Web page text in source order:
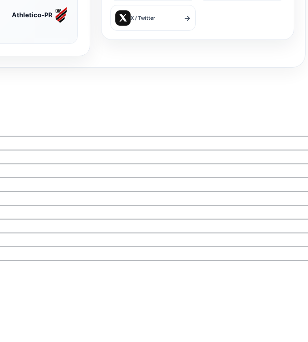
Athletico-PR X / Twitter →
27/07/2026 - 13:12
Baldasso monta “novo” time e aponta única saída
do Inter contra Flamengo e Palmeiras
26/07/2026 - 18:56
Vídeo mostra a chegada da delegação do Inter
após a derrota para o Athletico
26/07/2026 - 15:06
Vaguinha se revolta com pedido de desculpas de
auxiliar do Inter para Félix Torres
25/07/2026 - 22:53
Ernst volta a perguntar, cita “invenção” e incomoda
auxiliar do Inter: “Tem que respeitar”
25/07/2026 - 21:20
“A pior gestão da história do Inter está
25/07/2026 - 20:44